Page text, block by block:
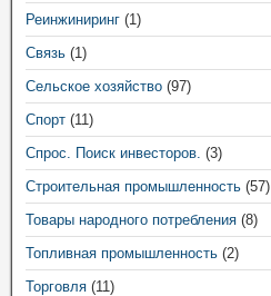
Реинжиниринг (1)
Связь (1)
Сельское хозяйство (97)
Спорт (11)
Спрос. Поиск инвесторов. (3)
Строительная промышленность (57)
Товары народного потребления (8)
Топливная промышленность (2)
Торговля (11)